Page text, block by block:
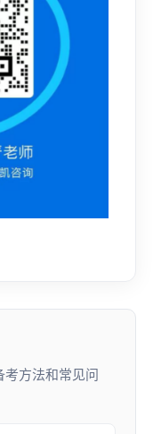
方法和常见问